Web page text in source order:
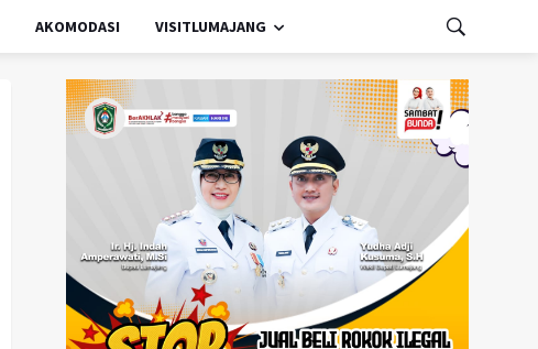
AKOMODASI VISITLUMAJANG